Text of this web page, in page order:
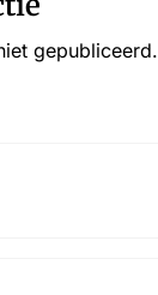
gepubliceerd.